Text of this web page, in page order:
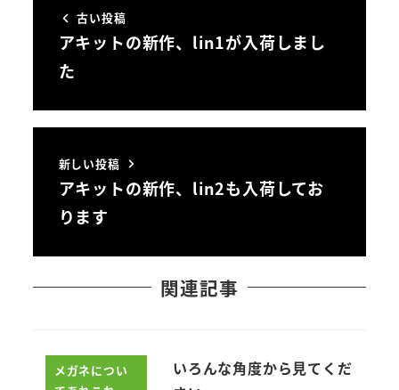
古い投稿
アキットの新作、lin1が入荷しまし
た
新しい投稿
アキットの新作、lin2も入荷してお
ります
関連記事
メガネについ
いろんな角度から見てくだ